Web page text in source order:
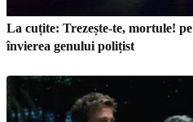
La cuțite: Trezește-te, mortule!
învierea genului polițist